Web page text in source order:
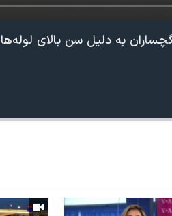
240p
به دلیل سن بالای لوله‌ها